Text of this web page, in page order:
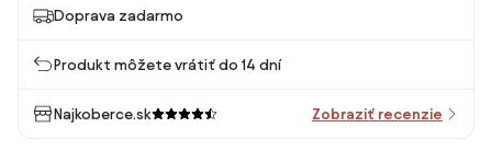
Doprava zadarmo
Produkt môžete vrátiť do 14 dní
Najkoberce.sk Zobraziť recenzie